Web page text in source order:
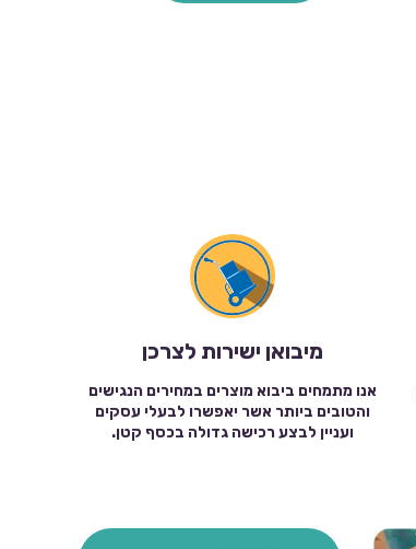
מיבואן ישירות לצרכן
אנו מתמחים ביבוא מוצרים במחירים הנגישים
והטובים ביותר אשר יאפשרו לבעלי עסקים
ועניין לבצע רכישה גדולה בכסף קטן.